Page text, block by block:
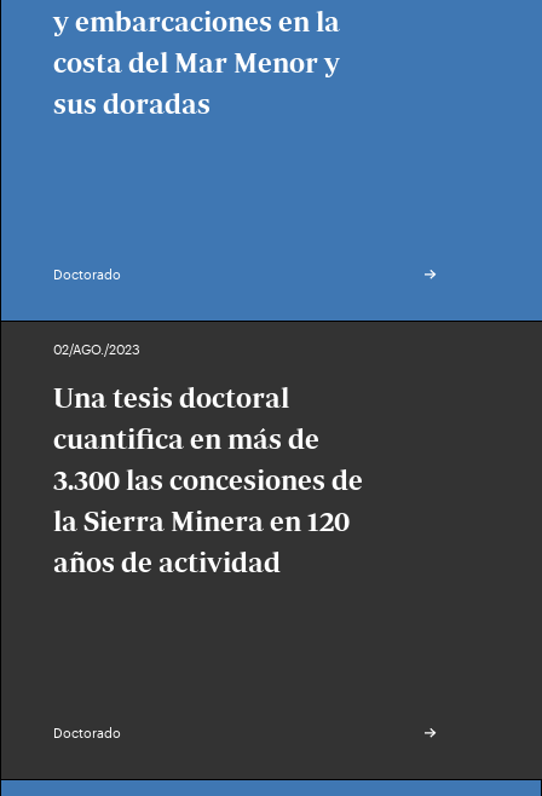
y embarcaciones en la
costa del Mar Menor y
sus doradas
Doctorado
02/AGO./2023
Una tesis doctoral
cuantifica en más de
3.300 las concesiones de
la Sierra Minera en 120
años de actividad
Doctorado